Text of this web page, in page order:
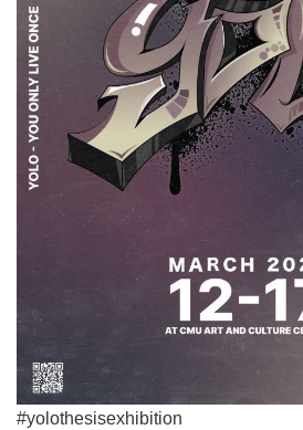
#yolothesisexhibition